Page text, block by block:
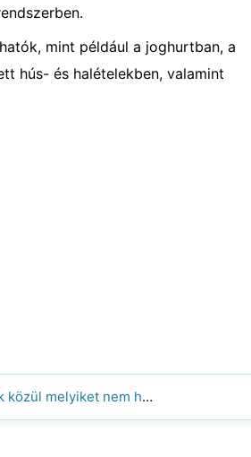
mint például a joghurtban, a
hús- és halételekben, valamint
A fenti molekulák közül melyiket nem hidrolizálja a legtöbb állat emésztőrendszere, keményítő glikogén szacharóz vagy cellulóz?